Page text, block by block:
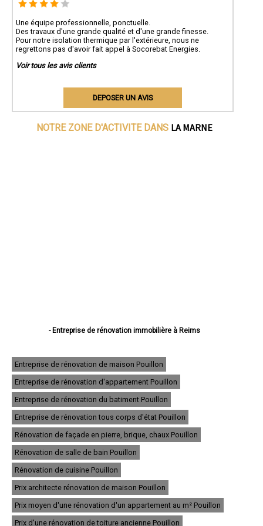
Une équipe professionnelle, ponctuelle.
Des travaux d'une grande qualité et d'une grande finesse.
Pour notre isolation thermique par l'extérieure, nous ne
regrettons pas d'avoir fait appel à Socorebat Energies.
Voir tous les avis clients
DEPOSER UN AVIS
NOTRE ZONE D'ACTIVITE DANS LA MARNE
- Entreprise de rénovation immobilière à Reims
- Entreprise de rénovation immobilière à Vitry-le-François
- Entreprise de rénovation immobilière à Tinqueux
- Entreprise de rénovation immobilière à Bétheny
- Entreprise de rénovation immobilière à Cormontreuil
- Entreprise de rénovation immobilière à Fismes
- Entreprise de rénovation immobilière à Saint-Memmie
- Entreprise de rénovation immobilière à Sézanne
- Entreprise de rénovation immobilière à Mourmelon-le-Grand
- Entreprise de rénovation immobilière à Witry-lès-Reims
- Entreprise de rénovation immobilière à Sainte-Menehould
- Entreprise de rénovation immobilière à Fagnières
- Entreprise de rénovation immobilière à Ay
- Entreprise de rénovation immobilière à Suippes
- Entreprise de rénovation immobilière à Montmirail
- Entreprise de rénovation immobilière à Saint-Brice-Courcelles
- Entreprise de rénovation immobilière à Dormans
Entreprise de rénovation de maison Pouillon
Entreprise de rénovation d'appartement Pouillon
Entreprise de rénovation du batiment Pouillon
Entreprise de rénovation tous corps d'état Pouillon
Rénovation de façade en pierre, brique, chaux Pouillon
Rénovation de salle de bain Pouillon
Rénovation de cuisine Pouillon
Prix architecte rénovation de maison Pouillon
Prix moyen d'une rénovation d'un appartement au m² Pouillon
Prix d'une rénovation de toiture ancienne Pouillon